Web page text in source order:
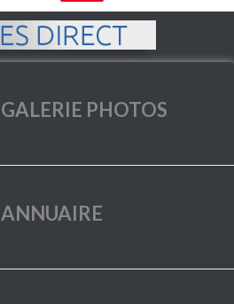
GALERIE PHOTOS
ANNUAIRE